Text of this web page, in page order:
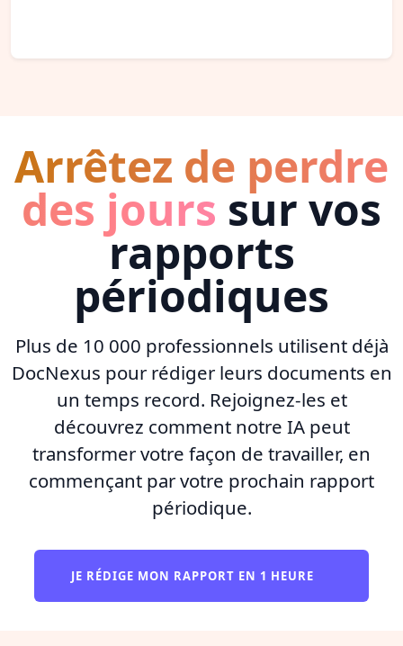
Arrêtez de perdre
des jours sur vos
rapports
périodiques
Plus de 10 000 professionnels utilisent déjà
DocNexus pour rédiger leurs documents en
un temps record. Rejoignez-les et
découvrez comment notre IA peut
transformer votre façon de travailler, en
commençant par votre prochain rapport
périodique.
JE RÉDIGE MON RAPPORT EN 1 HEURE